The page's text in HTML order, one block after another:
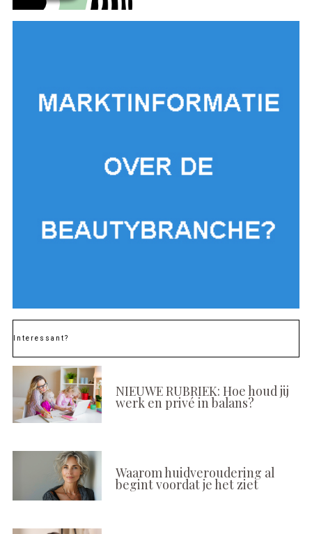
Interessant?
NIEUWE RUBRIEK: Hoe houd jij
werk en privé in balans?
Waarom huidveroudering al
begint voordat je het ziet